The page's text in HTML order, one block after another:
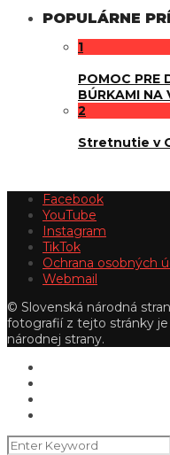
POPULÁRNE
1
POMOC PRE
BÚRKAMI NA
2
Stretnutie v
Facebook
YouTube
Instagram
TikTok
Ochrana osobných
Webmail
© Slovenská národná
fotografií z tejto stránky
národnej strany.